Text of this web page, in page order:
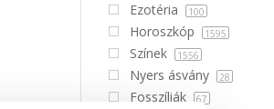
Ezotéria 100
Horoszkóp 1595
Színek 1556
Nyers ásvány 28
Fosszíliák 67